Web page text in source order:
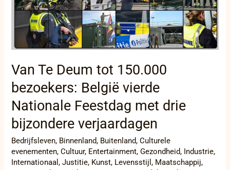
Van Te Deum tot 150.000
bezoekers: België vierde
Nationale Feestdag met drie
bijzondere verjaardagen
Bedrijfsleven, Binnenland, Buitenland,Culturele
evenementen,Cultuur, Entertainment,Gezondheid, Industrie,
Internationaal,Justitie, Kunst, Levensstijl, Maatschappij,
vierde
Nationale
Feestdag
bijzondere
verjaardagen